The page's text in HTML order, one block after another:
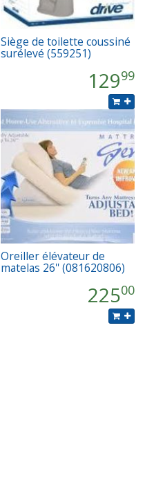
Siège de toilette coussiné
surélevé (559251)
12999
Oreiller élévateur de
matelas 26'' (081620806)
22500